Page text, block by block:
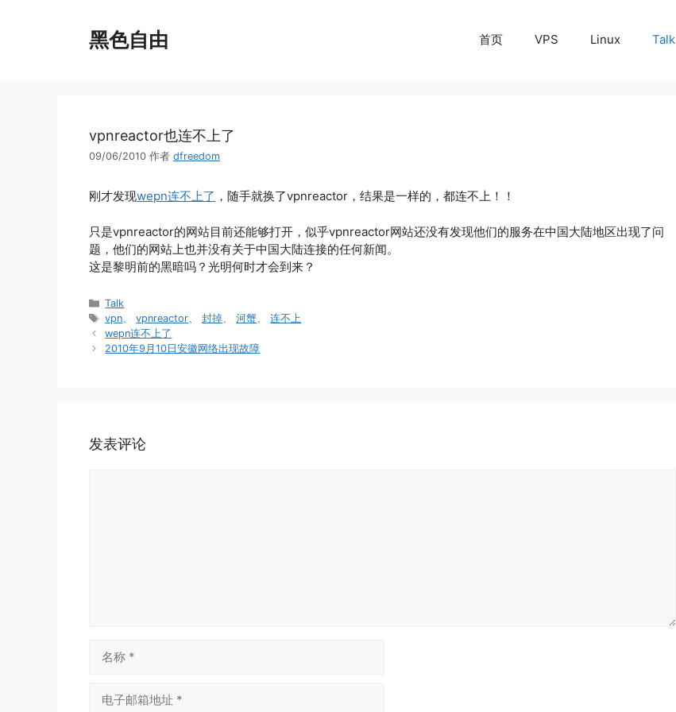
黑色自由 首页 VPS Linux Talk
vpnreactor也连不上了
09/06/2010 作者 dfreedom
刚才发现wepn连不上了 ，随手就换了vpnreactor，结果是一样的，都连不上！！
只是vpnreactor的网站目前还能够打开，似乎vpnreactor网站还没有发现他们的服务在中国大陆地区出现了问
题，他们的网站上也并没有关于中国大陆连接的任何新闻。
这是黎明前的黑暗吗？光明何时才会到来？
分
类
Talk
标
签
vpn、vpnreactor、封掉、河蟹、连不上
wepn连不上了
2010年9月10日安徽网络出现故障
发表评论